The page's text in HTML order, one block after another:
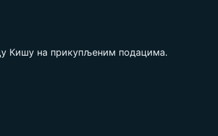
Кишу на прикупљеним подацима.